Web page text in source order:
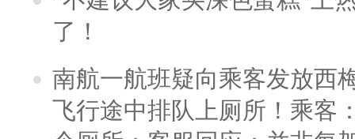
了！
南航一航班疑向乘客发放西
飞行途中排队上厕所！乘客